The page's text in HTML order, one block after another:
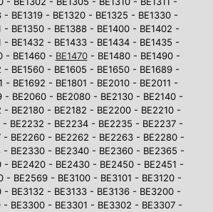
- BE1319 - BE1320 - BE1325 - BE1330 -
- BE1350 - BE1388 - BE1400 - BE1402 -
- BE1432 - BE1433 - BE1434 - BE1435 -
- BE1460 - BE1470- BE1480 - BE1490 -
- BE1560 - BE1605 - BE1650 - BE1689 -
- BE1692 - BE1801 - BE2010 - BE2011 -
- BE2060 - BE2080 - BE2130 - BE2140 -
- BE2180 - BE2182 - BE2200 - BE2210 -
- BE2232 - BE2234 - BE2235 - BE2237 -
- BE2260 - BE2262 - BE2263 - BE2280 -
- BE2330 - BE2340 - BE2360 - BE2365 -
- BE2420 - BE2430 - BE2450 - BE2451 -
- BE2569 - BE3100 - BE3101 - BE3120 -
- BE3132 - BE3133 - BE3136 - BE3200 -
- BE3300 - BE3301 - BE3302 - BE3307 -